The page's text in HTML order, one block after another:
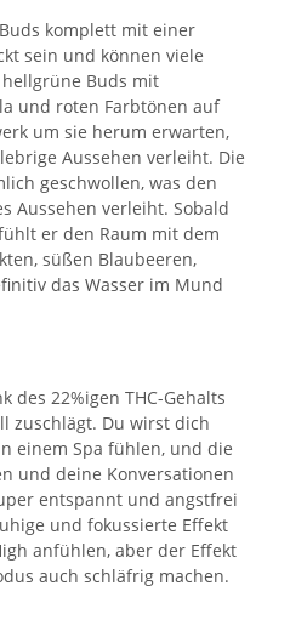
komplett mit einer
sein und können viele
Buds mit
und roten Farbtönen auf
um sie herum erwarten,
Aussehen verleiht. Die
geschwollen, was den
Aussehen verleiht. Sobald
er den Raum mit dem
süßen Blaubeeren,
das Wasser im Mund
des 22%igen THC-Gehalts
zuschlägt. Du wirst dich
einem Spa fühlen, und die
und deine Konversationen
entspannt und angstfrei
und fokussierte Effekt
anfühlen, aber der Effekt
auch schläfrig machen.